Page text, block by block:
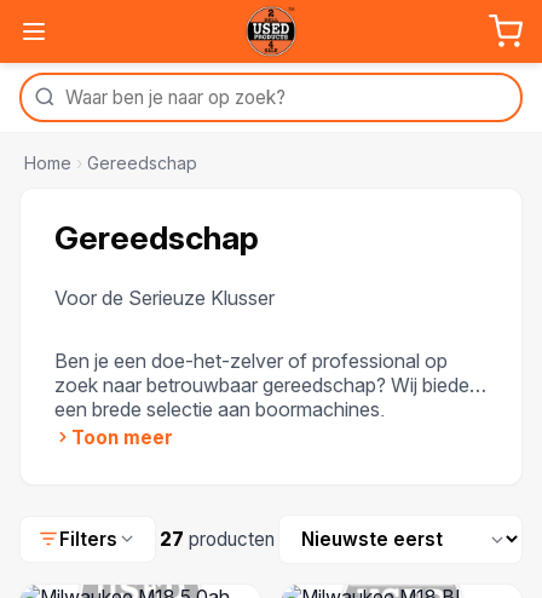
Home › Gereedschap
Gereedschap
Voor de Serieuze Klusser
Ben je een doe-het-zelver of professional op
zoek naar betrouwbaar gereedschap? Wij bieden
een brede selectie aan boormachines,
handgereedschap en meer voor een fractie van
betrouwbare keuze.
Toon meer
Filters 27 producten
Sorteren